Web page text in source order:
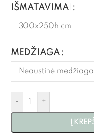
IŠMATAVIMAI
MEDŽIAGA
- +
Į